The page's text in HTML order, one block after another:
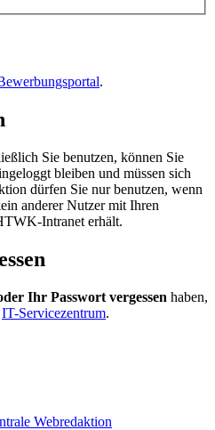
.
Sie benutzen, können Sie
bleiben und müssen sich
dürfen Sie nur benutzen, wenn
anderer Nutzer mit Ihren
Intranet erhält.
Ihr Passwort vergessen haben,
IT-Servicezentrum.
Webredaktion